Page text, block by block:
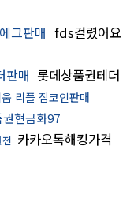
그판매 fds걸렸어요
판매 롯데상품권테더
리플 잡코인판매
현금화97
전 카카오톡해킹가격